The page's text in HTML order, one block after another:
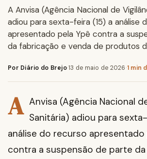
A Anvisa (Agência Nacional de
adiou para sexta-feira (15) a análise
apresentado pela Ypê contra a
da fabricação e venda de produtos
Por Diário do Brejo·13 de maio de 2026·1 min
A Anvisa (Agência Nacional
Sanitária) adiou para
análise do recurso apresentado
contra a suspensão de parte